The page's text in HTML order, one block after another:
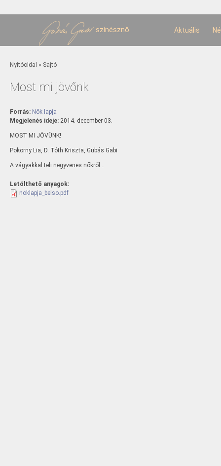
színésznő Aktuális
Jelenlegi hely
Nyitóoldal » Sajtó
Most mi jövőnk
Forrás: Nők lapja
Megjelenés ideje: 2014. december 03.
MOST MI JÖVÜNK!
Pokorny Lia, D. Tóth Kriszta, Gubás Gabi
A vágyakkal teli negyvenes nőkről...
Letölthető anyagok:
noklapja_belso.pdf